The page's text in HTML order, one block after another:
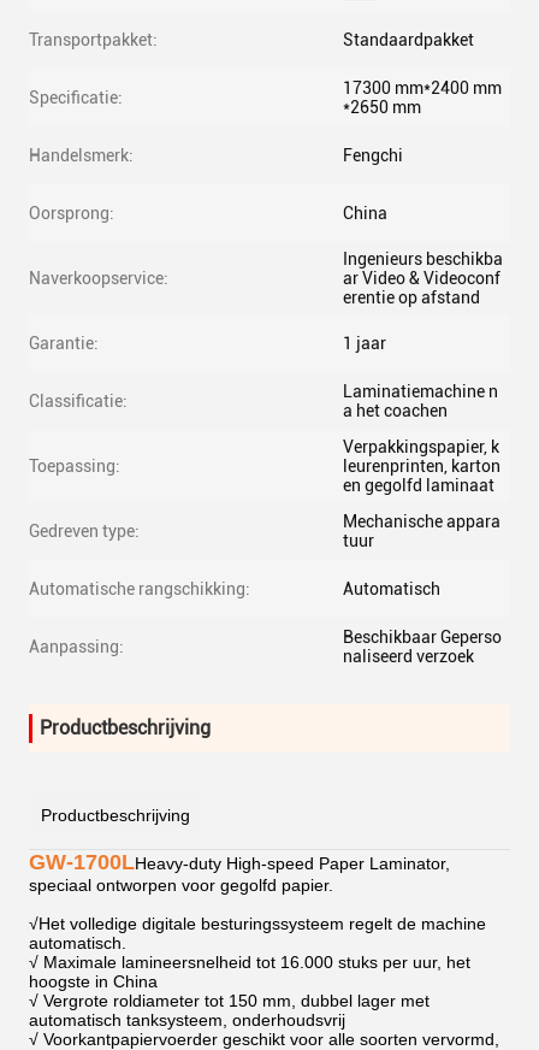
Transportpakket: Standaardpakket
Specificatie:
17300 mm*2400 mm
*2650 mm
Handelsmerk: Fengchi
Oorsprong: China
Naverkoopservice:
Ingenieurs beschikba
ar Video & Videoconf
erentie op afstand
Garantie: 1 jaar
Classificatie:
Laminatiemachine n
a het coachen
Toepassing:
Verpakkingspapier, k
leurenprinten, karton
en gegolfd laminaat
Gedreven type:
Mechanische appara
tuur
Automatische rangschikking: Automatisch
Aanpassing:
Beschikbaar Geperso
naliseerd verzoek
Productbeschrijving
Productbeschrijving
GW-1700LHeavy-duty High-speed Paper Laminator,
speciaal ontworpen voor gegolfd papier.
√Het volledige digitale besturingssysteem regelt de machine
automatisch.
√ Maximale lamineersnelheid tot 16.000 stuks per uur, het
hoogste in China
√ Vergrote roldiameter tot 150 mm, dubbel lager met
automatisch tanksysteem, onderhoudsvrij
√ Voorkantpapiervoerder geschikt voor alle soorten vervormd,